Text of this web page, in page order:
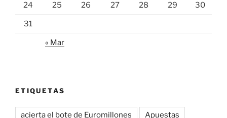
24 25 26 27 28 29 30
31
« Mar
ETIQUETAS
acierta el bote de Euromillones Apuestas